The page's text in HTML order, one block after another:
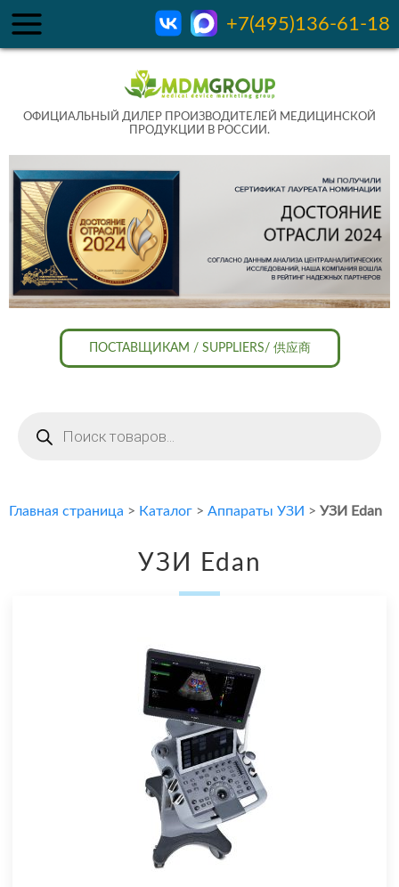
+7(495)136-61-18
ОФИЦИАЛЬНЫЙ ДИЛЕР ПРОИЗВОДИТЕЛЕЙ МЕДИЦИНСКОЙ
ПРОДУКЦИИ В РОССИИ.
ПОСТАВЩИКАМ / SUPPLIERS/ 供应商
товаров
Главная страница > Каталог > Аппараты УЗИ > УЗИ Edan
УЗИ Edan